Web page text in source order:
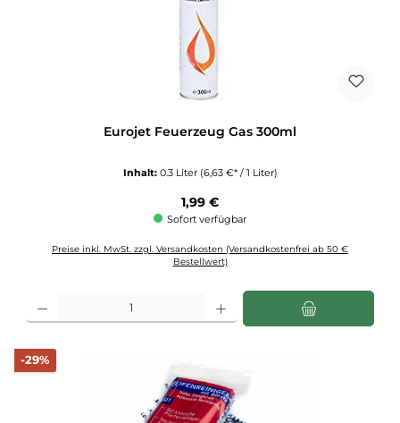
Eurojet Feuerzeug Gas 300ml
Inhalt: 0.3 Liter (6,63 €* / 1 Liter)
Regulärer Preis:
1,99 €
Sofort verfügbar
Preise inkl. MwSt. zzgl. Versandkosten (Versandkostenfrei ab 50 €
Bestellwert)
Produkt Anzahl: Gib den gewünschten Wert ein oder benutze die Schaltflächen
-29%Rabatt